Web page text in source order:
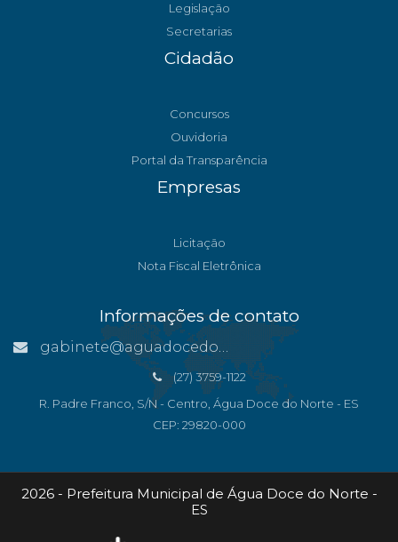
Legislação
Secretarias
Cidadão
Concursos
Ouvidoria
Portal da Transparência
Empresas
Licitação
Nota Fiscal Eletrônica
Informações de contato
gabinete@aguadocedonorte.es.gov.br
(27) 3759-1122
R. Padre Franco, S/N - Centro, Água Doce do Norte - ES
CEP: 29820-000
2026 - Prefeitura Municipal de Água Doce do Norte -
ES